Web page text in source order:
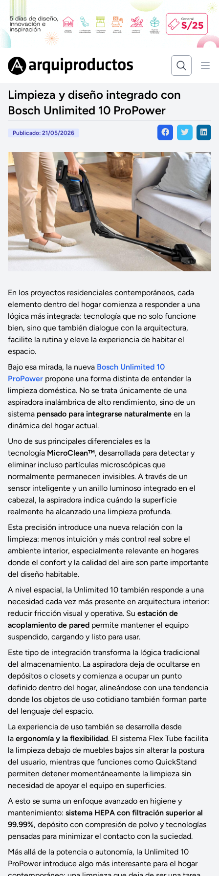
Limpieza y diseño integrado con
Bosch Unlimited 10 ProPower
Publicado: 21/05/2026
En los proyectos residenciales contemporáneos, cada
elemento dentro del hogar comienza a responder a una
lógica más integrada: tecnología que no solo funcione
bien, sino que también dialogue con la arquitectura,
facilite la rutina y eleve la experiencia de habitar el
espacio.
Bajo esa mirada, la nueva Bosch Unlimited 10
ProPower propone una forma distinta de entender la
limpieza doméstica. No se trata únicamente de una
aspiradora inalámbrica de alto rendimiento, sino de un
sistema pensado para integrarse naturalmente en la
dinámica del hogar actual.
Uno de sus principales diferenciales es la
tecnología MicroClean™, desarrollada para detectar y
eliminar incluso partículas microscópicas que
normalmente permanecen invisibles. A través de un
sensor inteligente y un anillo luminoso integrado en el
cabezal, la aspiradora indica cuándo la superficie
realmente ha alcanzado una limpieza profunda.
Esta precisión introduce una nueva relación con la
limpieza: menos intuición y más control real sobre el
ambiente interior, especialmente relevante en hogares
donde el confort y la calidad del aire son parte importante
del diseño habitable.
A nivel espacial, la Unlimited 10 también responde a una
necesidad cada vez más presente en arquitectura interior:
reducir fricción visual y operativa. Su estación de
acoplamiento de pared permite mantener el equipo
suspendido, cargando y listo para usar.
Este tipo de integración transforma la lógica tradicional
del almacenamiento. La aspiradora deja de ocultarse en
depósitos o closets y comienza a ocupar un punto
definido dentro del hogar, alineándose con una tendencia
donde los objetos de uso cotidiano también forman parte
del lenguaje del espacio.
La experiencia de uso también se desarrolla desde
la ergonomía y la flexibilidad. El sistema Flex Tube facilita
la limpieza debajo de muebles bajos sin alterar la postura
del usuario, mientras que funciones como QuickStand
permiten detener momentáneamente la limpieza sin
necesidad de apoyar el equipo en superficies.
A esto se suma un enfoque avanzado en higiene y
mantenimiento: sistema HEPA con filtración superior al
99.99%, depósito con compresión de polvo y tecnologías
pensadas para minimizar el contacto con la suciedad.
Más allá de la potencia o autonomía, la Unlimited 10
ProPower introduce algo más interesante para el hogar